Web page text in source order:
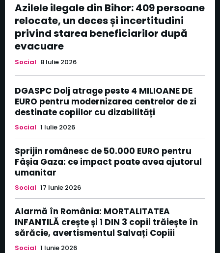
Azilele ilegale din Bihor: 409 persoane
relocate, un deces și incertitudini
privind starea beneficiarilor după
evacuare
Social 8 Iulie 2026
DGASPC Dolj atrage peste 4 MILIOANE DE
EURO pentru modernizarea centrelor de zi
destinate copiilor cu dizabilități
Social 1 Iulie 2026
Sprijin românesc de 50.000 EURO pentru
Fâșia Gaza: ce impact poate avea ajutorul
umanitar
Social 17 Iunie 2026
Alarmă în România: MORTALITATEA
INFANTILĂ crește și 1 DIN 3 copii trăiește în
sărăcie, avertismentul Salvați Copiii
Social 1 Iunie 2026